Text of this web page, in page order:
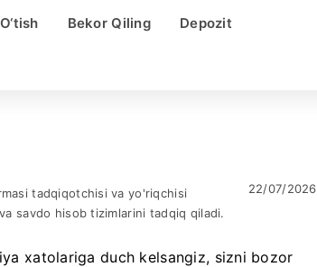
Bekor Qiling Depozit
tadqiqotchisi va yo'riqchisi
savdo hisob tizimlarini tadqiq qiladi.
22/07/2026
xatolariga duch kelsangiz, sizni bozor